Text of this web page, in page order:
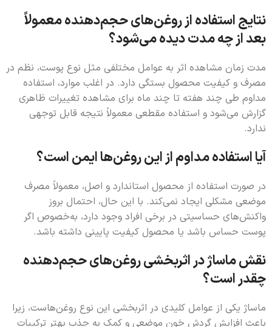
نتایج استفاده از روغن‌های حجم‌دهنده معمولاً
بعد از چه مدت دیده می‌شود؟
مدت زمان مشاهده اثر به عوامل مختلفی مثل نوع پوست، نظم در
مصرف و کیفیت محصول بستگی دارد. در اغلب موارد، استفاده
مداوم طی چند هفته تا چند ماه برای مشاهده تغییرات ظاهری
گزارش می‌شود و استفاده مقطعی معمولاً نتیجه قابل توجهی
ندارد.
آیا استفاده مداوم از این روغن‌ها ایمن است؟
در صورت استفاده از محصول استاندارد و اصل، معمولاً مصرف
موضعی مشکلی ایجاد نمی‌کند. با این حال، احتمال بروز
واکنش‌های حساسیتی در برخی افراد وجود دارد، به‌خصوص اگر
پوست حساس باشد یا محصول کیفیت پایینی داشته باشد.
نقش ماساژ در اثربخشی روغن‌های حجم‌دهنده
چقدر است؟
ماساژ یکی از عوامل کلیدی در اثربخشی این نوع روغن‌هاست، زیرا
باعث افزایش گردش خون موضعی و کمک به جذب بهتر ترکیبات